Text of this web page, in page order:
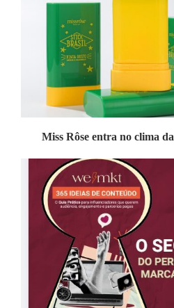
Miss Rôse entra no clima